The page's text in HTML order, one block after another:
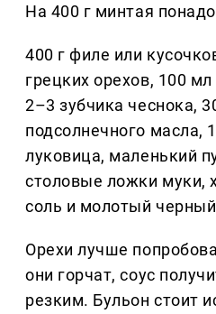
На 400 г минтая
400 г филе или
грецких орехов, 100
2–3 зубчика чеснока,
подсолнечного масла,
луковица, маленький
столовые ложки муки,
соль и молотый
Орехи лучше
они горчат, соус
резким. Бульон стоит